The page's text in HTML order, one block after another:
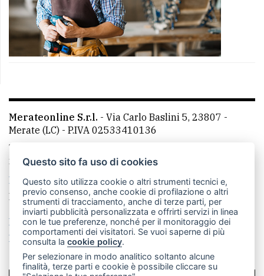
Merateonline S.r.l. - Via Carlo Baslini 5, 23807 -
Merate (LC) - P.IVA 02533410136
Telefono:
mail: redazione@merateonline.it
La redazione
CasateOnline LeccoOnline
RSS
Made by VIP
Privacy policy
Cookie policy
Rivedi le tue scelte sui cookie
Questo sito fa uso di cookies
Questo sito utilizza cookie o altri strumenti tecnici e,
previo consenso, anche cookie di profilazione o altri
strumenti di tracciamento, anche di terze parti, per
inviarti pubblicità personalizzata e offrirti servizi in linea
con le tue preferenze, nonché per il monitoraggio dei
comportamenti dei visitatori. Se vuoi saperne di più
consulta lacookie policy.
Per selezionare in modo analitico soltanto alcune
finalità, terze parti e cookie è possibile cliccare su